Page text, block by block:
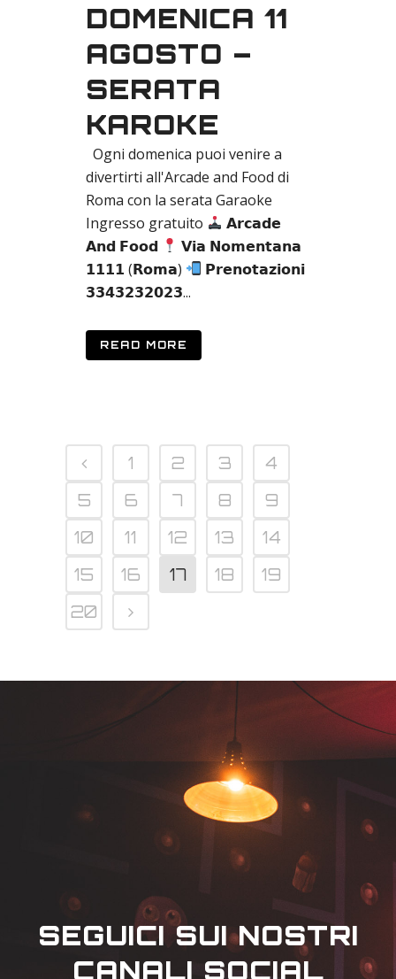
DOMENICA 11
AGOSTO –
SERATA
KAROKE
Ogni domenica puoi venire a
divertirti all'Arcade and Food di
Roma con la serata Garaoke
Ingresso gratuito
𝗔𝗿𝗰𝗮𝗱𝗲
𝗔𝗻𝗱 𝗙𝗼𝗼𝗱
𝗩𝗶𝗮 𝗡𝗼𝗺𝗲𝗻𝘁𝗮𝗻𝗮
𝟭𝟭𝟭𝟭 (𝗥𝗼𝗺𝗮)
𝗣𝗿𝗲𝗻𝗼𝘁𝗮𝘇𝗶𝗼𝗻𝗶
𝟯𝟯𝟰𝟯𝟮𝟯𝟮𝟬𝟮𝟯...
READ MORE
1 2 3
4
5
6 7 8
9
10
11 12 13
14
15
16 17 18
19
20
SEGUICI SUI NOSTRI
CANALI SOCIAL